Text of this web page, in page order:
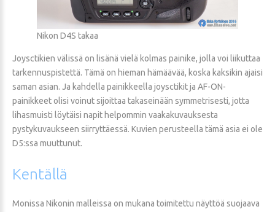
Nikon D4S takaa
Joysctikien välissä on lisänä vielä kolmas painike, jolla voi liikuttaa
tarkennuspistettä. Tämä on hieman hämäävää, koska kaksikin ajaisi
saman asian. Ja kahdella painikkeella joysctikit ja AF-ON-
painikkeet olisi voinut sijoittaa takaseinään symmetrisesti, jotta
lihasmuisti löytäisi napit helpommin vaakakuvauksesta
pystykuvaukseen siirryttäessä. Kuvien perusteella tämä asia ei ole
D5:ssa muuttunut.
Kentällä
Monissa Nikonin malleissa on mukana toimitettu näyttöä suojaava